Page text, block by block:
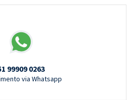
99909 0263
via Whatsapp